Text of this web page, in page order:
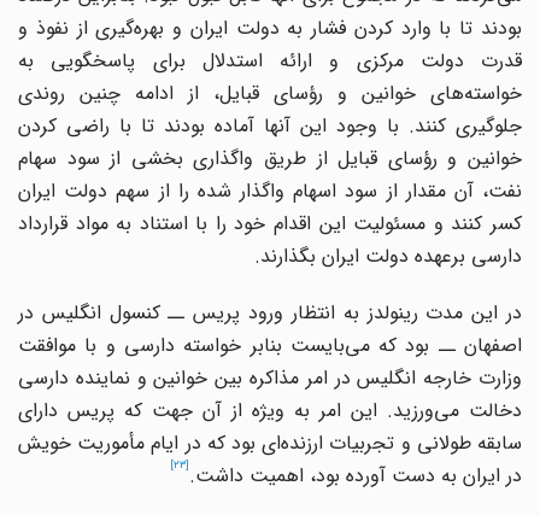
بودند تا با وارد کردن فشار به دولت ایران و بهرهگیری از نفوذ و
قدرت دولت مرکزی و ارائه استدلال برای پاسخگویی به
خواستههای خوانین و رؤسای قبایل، از ادامه چنین روندی
جلوگیری کنند. با وجود این آنها آماده بودند تا با راضی کردن
خوانین و رؤسای قبایل از طریق واگذاری بخشی از سود سهام
نفت، آن مقدار از سود اسهام واگذار شده را از سهم دولت ایران
کسر کنند و مسئولیت این اقدام خود را با استناد به مواد قرارداد
دارسی برعهده دولت ایران بگذارند.
در این مدت رینولدز به انتظار ورود پریس ــ کنسول انگلیس در
اصفهان ــ بود که میبایست بنابر خواسته دارسی و با موافقت
وزارت خارجه انگلیس در امر مذاکره بین خوانین و نماینده دارسی
دخالت میورزید. این امر به ویژه از آن جهت که پریس دارای
سابقه طولانی و تجربیات ارزندهای بود که در ایام مأموریت خویش
در ایران به دست آورده بود، اهمیت داشت.